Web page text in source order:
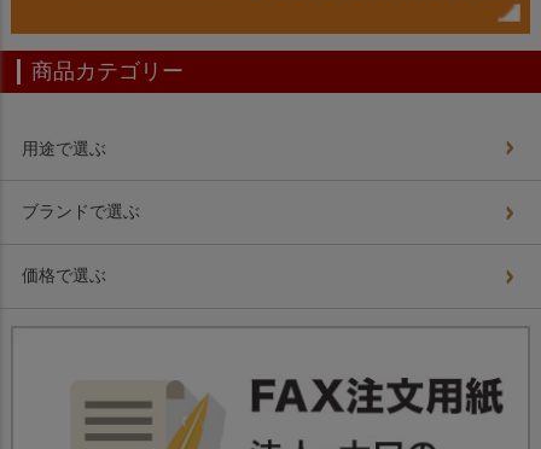
商品カテゴリー
用途で選ぶ
ブランドで選ぶ
価格で選ぶ